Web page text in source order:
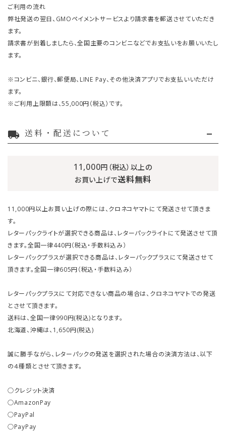
ご利用の流れ
弊社発送の翌日、GMOペイメントサービスより請求書を郵送させていただき
ます。
請求書が到着しましたら、全国主要のコンビニなどでお支払いをお願いいたし
ます。
※コンビニ、銀行、郵便局、LINE Pay、その他決済アプリでお支払いいただけ
ます。
※ご利用上限額は、55,000円（税込）です。
local_shipping 送料・配送について
11,000円（税込）以上の
お買い上げで送料無料
11,000円以上お買い上げの際には、クロネコヤマトにて発送させて頂きま
す。
レターパックライトが選択できる商品は、レターパックライトにて発送させて頂
きます。全国一律440円（税込・手数料込み）
レターパックプラスが選択できる商品は、レターパックプラスにて発送させて
頂きます。全国一律605円（税込・手数料込み）
レターパックプラスにて対応できない商品の場合は、クロネコヤマトでの発送
とさせて頂きます。
送料は、全国一律990円(税込)となります。
北海道、沖縄は、1,650円(税込)
誠に勝手ながら、レターパックの発送を選択された場合の決済方法は、以下
の４種類とさせて頂きます。
○クレジット決済
○AmazonPay
○PayPal
○PayPay